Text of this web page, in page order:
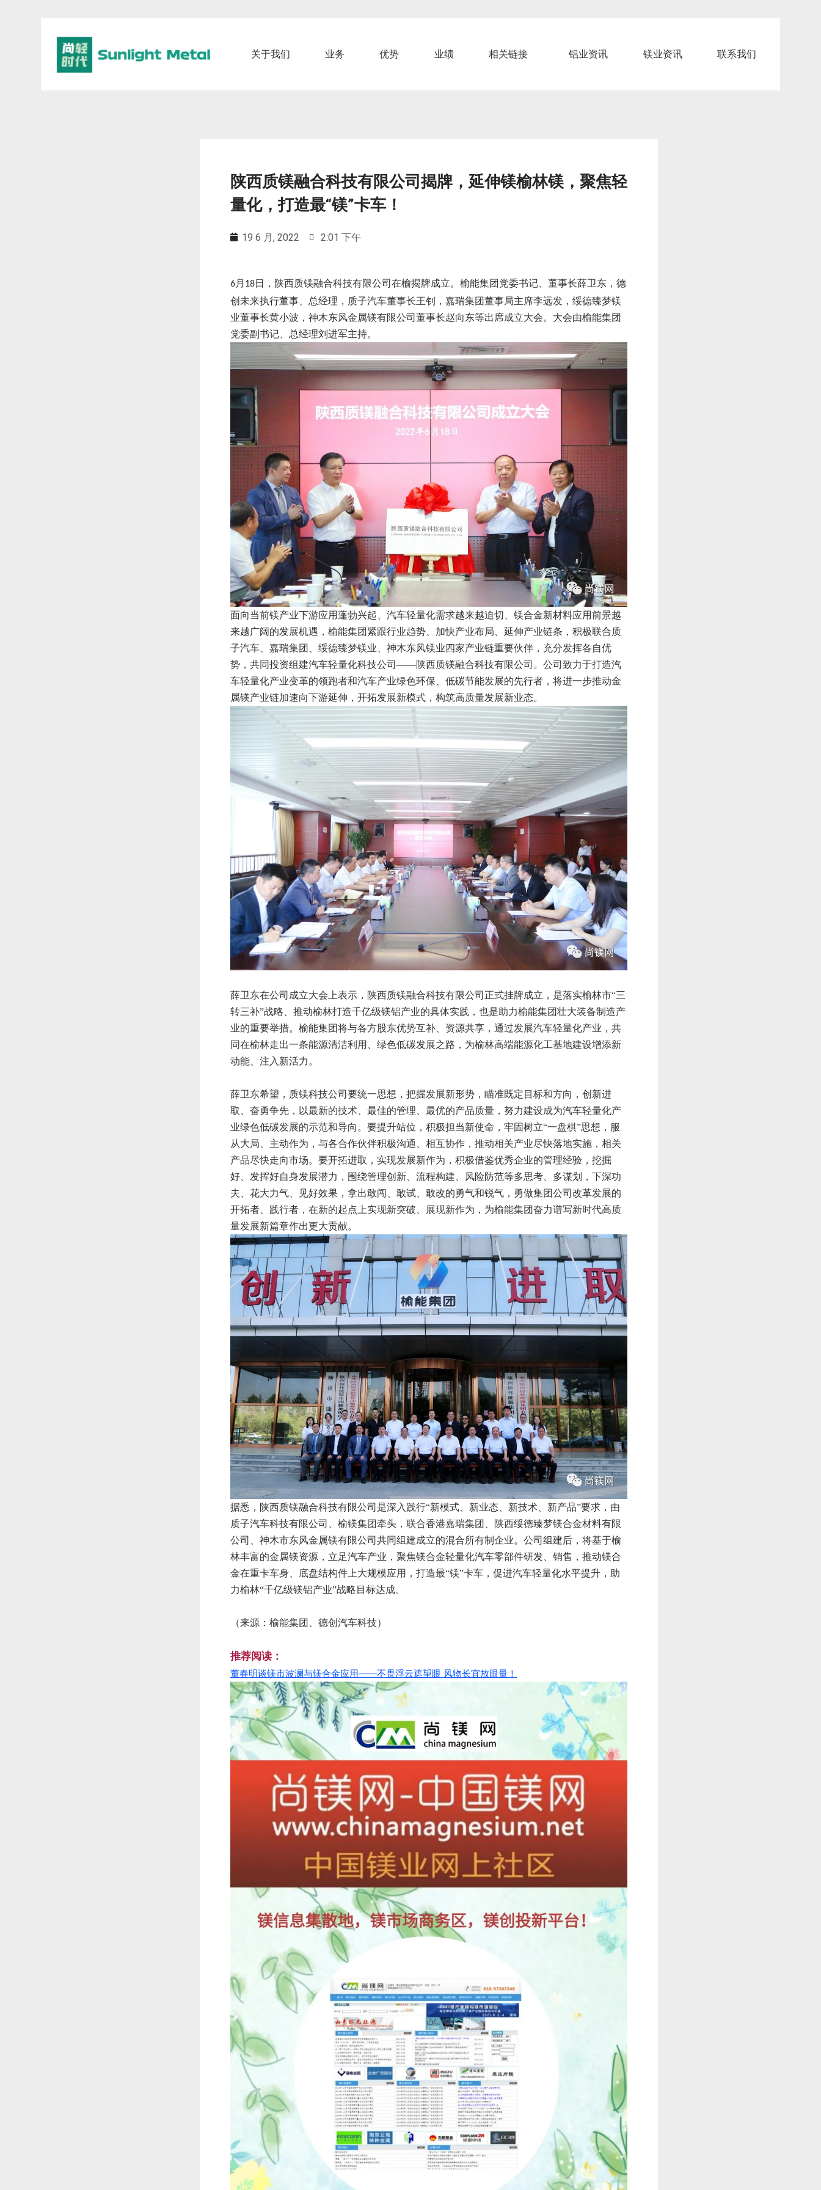
关于我们 业务 优势 业绩 相关链接 铝业资讯 镁业资讯 联系我们
陕西质镁融合科技有限公司揭牌，延伸镁榆林镁，聚焦轻
量化，打造最“镁”卡车！
19 6 月, 2022 2:01 下午
6月 18日，陕西质镁融合科技有限公司在榆揭牌成立。榆能集团党委书记、董事长薛卫东，德
创未来执行董事、总经理，质子汽车董事长王钊，嘉瑞集团董事局主席李远发，绥德臻梦镁
业董事长黄小波，神木东风金属镁有限公司董事长赵向东等出席成立大会。大会由榆能集团
党委副书记、总经理刘进军主持。
面向当前镁产业下游应用蓬勃兴起、汽车轻量化需求越来越迫切、镁合金新材料应用前景越
来越广阔的发展机遇，榆能集团紧跟行业趋势、加快产业布局、延伸产业链条，积极联合质
子汽车、嘉瑞集团、绥德臻梦镁业、神木东风镁业四家产业链重要伙伴，充分发挥各自优
势，共同投资组建汽车轻量化科技公司——陕西质镁融合科技有限公司。公司致力于打造汽
车轻量化产业变革的领跑者和汽车产业绿色环保、低碳节能发展的先行者，将进一步推动金
属镁产业链加速向下游延伸，开拓发展新模式，构筑高质量发展新业态。
薛卫东在公司成立大会上表示，陕西质镁融合科技有限公司正式挂牌成立，是落实榆林市“三
转三补”战略、推动榆林打造千亿级镁铝产业的具体实践，也是助力榆能集团壮大装备制造产
业的重要举措。榆能集团将与各方股东优势互补、资源共享，通过发展汽车轻量化产业，共
同在榆林走出一条能源清洁利用、绿色低碳发展之路，为榆林高端能源化工基地建设增添新
动能、注入新活力。
薛卫东希望，质镁科技公司要统一思想，把握发展新形势，瞄准既定目标和方向，创新进
取、奋勇争先，以最新的技术、最佳的管理、最优的产品质量，努力建设成为汽车轻量化产
业绿色低碳发展的示范和导向。要提升站位，积极担当新使命，牢固树立“一盘棋”思想，服
从大局、主动作为，与各合作伙伴积极沟通、相互协作，推动相关产业尽快落地实施，相关
产品尽快走向市场。要开拓进取，实现发展新作为，积极借鉴优秀企业的管理经验，挖掘
好、发挥好自身发展潜力，围绕管理创新、流程构建、风险防范等多思考、多谋划，下深功
夫、花大力气、见好效果，拿出敢闯、敢试、敢改的勇气和锐气，勇做集团公司改革发展的
开拓者、践行者，在新的起点上实现新突破、展现新作为，为榆能集团奋力谱写新时代高质
量发展新篇章作出更大贡献。
据悉，陕西质镁融合科技有限公司是深入践行“新模式、新业态、新技术、新产品”要求，由
质子汽车科技有限公司、榆镁集团牵头，联合香港嘉瑞集团、陕西绥德臻梦镁合金材料有限
公司、神木市东风金属镁有限公司共同组建成立的混合所有制企业。公司组建后，将基于榆
林丰富的金属镁资源，立足汽车产业，聚焦镁合金轻量化汽车零部件研发、销售，推动镁合
金在重卡车身、底盘结构件上大规模应用，打造最“镁”卡车，促进汽车轻量化水平提升，助
力榆林“千亿级镁铝产业”战略目标达成。
（来源：榆能集团、德创汽车科技）
推荐阅读 ：
董春明谈镁市波澜与镁合金应用——不畏浮云遮望眼 风物长宜放眼量 ！